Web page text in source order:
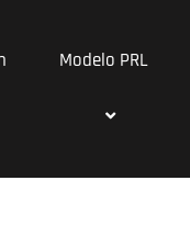
Modelo PRL